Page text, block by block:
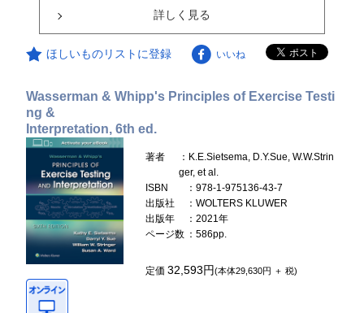
詳しく見る
ほしいものリストに登録 いいね
Wasserman & Whipp's Principles of Exercise Testi
ng &
Interpretation, 6th ed.
著者
：K.E.Sietsema, D.Y.Sue, W.W.Strin
ger, et al.
ISBN
：978-1-975136-43-7
出版社
：WOLTERS KLUWER
出版年
：2021年
ページ数 ：586pp.
定価32,593円(本体29,630円 ＋ 税)